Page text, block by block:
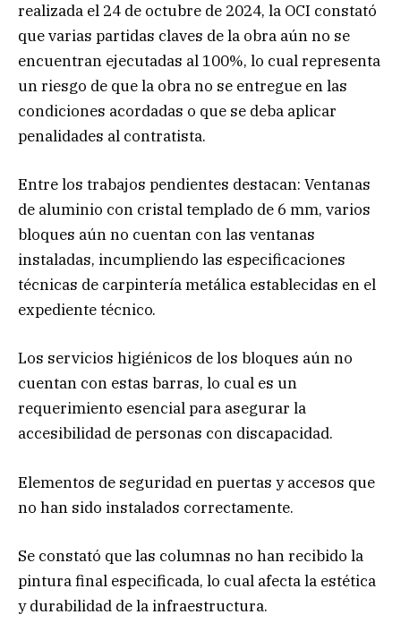
realizada el 24 de octubre de 2024, la OCI constató
que varias partidas claves de la obra aún no se
encuentran ejecutadas al 100%, lo cual representa
un riesgo de que la obra no se entregue en las
condiciones acordadas o que se deba aplicar
penalidades al contratista.
Entre los trabajos pendientes destacan: Ventanas
de aluminio con cristal templado de 6 mm, varios
bloques aún no cuentan con las ventanas
instaladas, incumpliendo las especificaciones
técnicas de carpintería metálica establecidas en el
expediente técnico.
Los servicios higiénicos de los bloques aún no
cuentan con estas barras, lo cual es un
requerimiento esencial para asegurar la
accesibilidad de personas con discapacidad.
Elementos de seguridad en puertas y accesos que
no han sido instalados correctamente.
Se constató que las columnas no han recibido la
pintura final especificada, lo cual afecta la estética
y durabilidad de la infraestructura.